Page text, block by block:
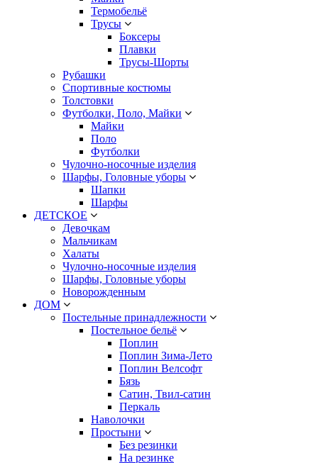
Термобельё
Трусы
Боксеры
Плавки
Трусы-Шорты
Рубашки
Спортивные костюмы
Толстовки
Футболки, Поло, Майки
Майки
Поло
Футболки
Чулочно-носочные изделия
Шарфы, Головные уборы
Шапки
Шарфы
ДЕТСКОЕ
Девочкам
Мальчикам
Халаты
Чулочно-носочные изделия
Шарфы, Головные уборы
Новорожденным
ДОМ
Постельные принадлежности
Постельное бельё
Поплин
Поплин Зима-Лето
Поплин Велсофт
Бязь
Сатин, Твил-сатин
Перкаль
Наволочки
Простыни
Без резинки
На резинке